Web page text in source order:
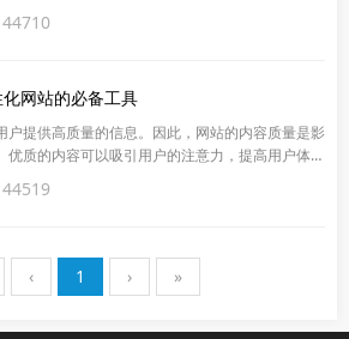
的信誉度和权威性。
网站的必备工具
户提供高质量的信息。因此，网站的内容质量是影
质的内容可以吸引用户的注意力，提高用户体验
的信誉度和权威性。
‹ 1 › »